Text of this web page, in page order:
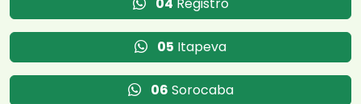
05 Itapeva
06 Sorocaba